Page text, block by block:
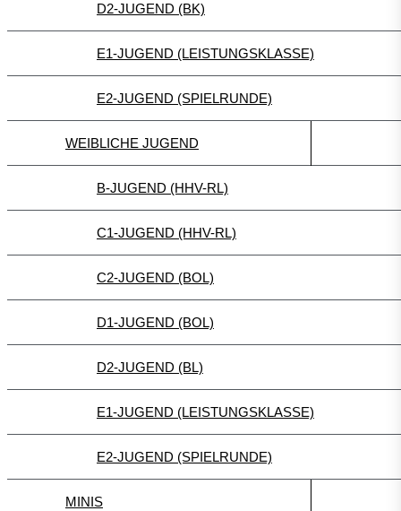
D2-JUGEND (BK)
E1-JUGEND (LEISTUNGSKLASSE)
E2-JUGEND (SPIELRUNDE)
WEIBLICHE JUGEND
B-JUGEND (HHV-RL)
C1-JUGEND (HHV-RL)
C2-JUGEND (BOL)
D1-JUGEND (BOL)
D2-JUGEND (BL)
E1-JUGEND (LEISTUNGSKLASSE)
E2-JUGEND (SPIELRUNDE)
MINIS